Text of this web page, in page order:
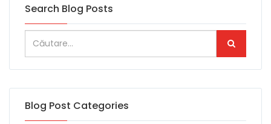
Search Blog Posts
Blog Post Categories